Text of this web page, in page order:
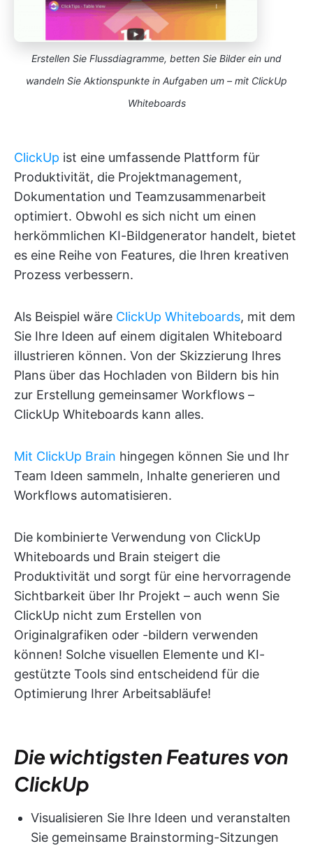
Erstellen Sie Flussdiagramme, betten Sie Bilder ein und
wandeln Sie Aktionspunkte in Aufgaben um – mit ClickUp
Whiteboards
ClickUp ist eine umfassende Plattform für
Produktivität, die Projektmanagement,
Dokumentation und Teamzusammenarbeit
optimiert. Obwohl es sich nicht um einen
herkömmlichen KI-Bildgenerator handelt, bietet
es eine Reihe von Features, die Ihren kreativen
Prozess verbessern.
Als Beispiel wäre ClickUp Whiteboards, mit dem
Sie Ihre Ideen auf einem digitalen Whiteboard
illustrieren können. Von der Skizzierung Ihres
Plans über das Hochladen von Bildern bis hin
zur Erstellung gemeinsamer Workflows –
ClickUp Whiteboards kann alles.
Mit ClickUp Brain hingegen können Sie und Ihr
Team Ideen sammeln, Inhalte generieren und
Workflows automatisieren.
Die kombinierte Verwendung von ClickUp
Whiteboards und Brain steigert die
Produktivität und sorgt für eine hervorragende
Sichtbarkeit über Ihr Projekt – auch wenn Sie
ClickUp nicht zum Erstellen von
Originalgrafiken oder -bildern verwenden
können! Solche visuellen Elemente und KI-
gestützte Tools sind entscheidend für die
Optimierung Ihrer Arbeitsabläufe!
Die wichtigsten Features von
ClickUp
Visualisieren Sie Ihre Ideen und veranstalten
Sie gemeinsame Brainstorming-Sitzungen